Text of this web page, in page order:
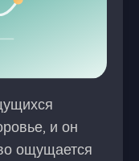
и он
ощущается